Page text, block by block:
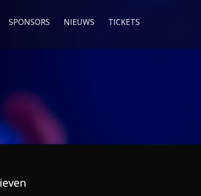
SPONSORS NIEUWS TICKETS